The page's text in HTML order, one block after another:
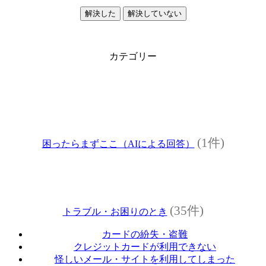
解決した 解決していない
カテゴリー
困ったらまずここ（AIによる回答） (1件)
トラブル・お困りのとき (35件)
カードの紛失・盗難
クレジットカードが利用できない
怪しいメール・サイトを利用してしまった